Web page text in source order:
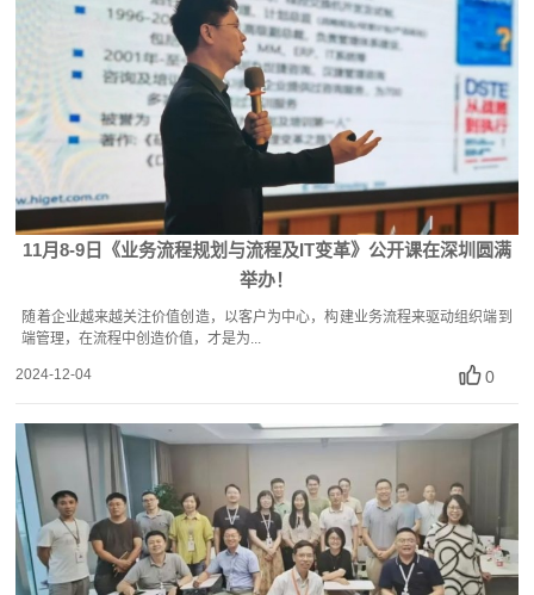
11月8-9日《业务流程规划与流程及IT变革》公开课在深圳圆满
举办！
随着企业越来越关注价值创造，以客户为中心，构建业务流程来驱动组织端到
端管理，在流程中创造价值，才是为...
2024-12-04 0